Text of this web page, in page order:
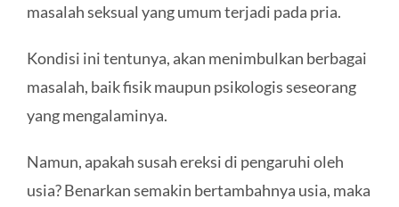
masalah seksual yang umum terjadi pada pria.
Kondisi ini tentunya, akan menimbulkan berbagai
masalah, baik fisik maupun psikologis seseorang
yang mengalaminya.
Namun, apakah susah ereksi di pengaruhi oleh
usia? Benarkan semakin bertambahnya usia, maka